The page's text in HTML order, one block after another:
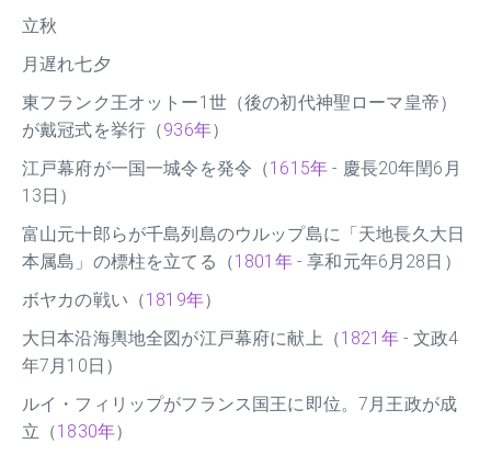
立秋
月遅れ七夕
東フランク王オットー1世（後の初代神聖ローマ皇帝）
が戴冠式を挙行（936年）
江戸幕府が一国一城令を発令（1615年 - 慶長20年閏6月
13日）
富山元十郎らが千島列島のウルップ島に「天地長久大日
本属島」の標柱を立てる（1801年- 享和元年6月28日）
ボヤカの戦い（1819年）
大日本沿海輿地全図が江戸幕府に献上（1821年- 文政4
年7月10日）
ルイ・フィリップがフランス国王に即位。7月王政が成
立（1830年）